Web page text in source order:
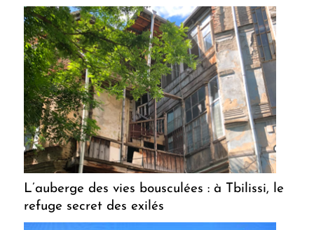
L’auberge des vies bousculées : à Tbilissi, le
refuge secret des exilés